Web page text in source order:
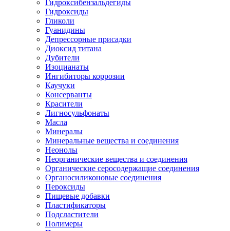
Гидроксибензальдегиды
Гидроксиды
Гликоли
Гуанидины
Депрессорные присадки
Диоксид титана
Дубители
Изоцианаты
Ингибиторы коррозии
Каучуки
Консерванты
Красители
Лигносульфонаты
Масла
Минералы
Минеральные вещества и соединения
Неонолы
Неорганические вещества и соединения
Органические серосодержащие соединения
Органосиликоновые соединения
Пероксиды
Пищевые добавки
Пластификаторы
Подсластители
Полимеры